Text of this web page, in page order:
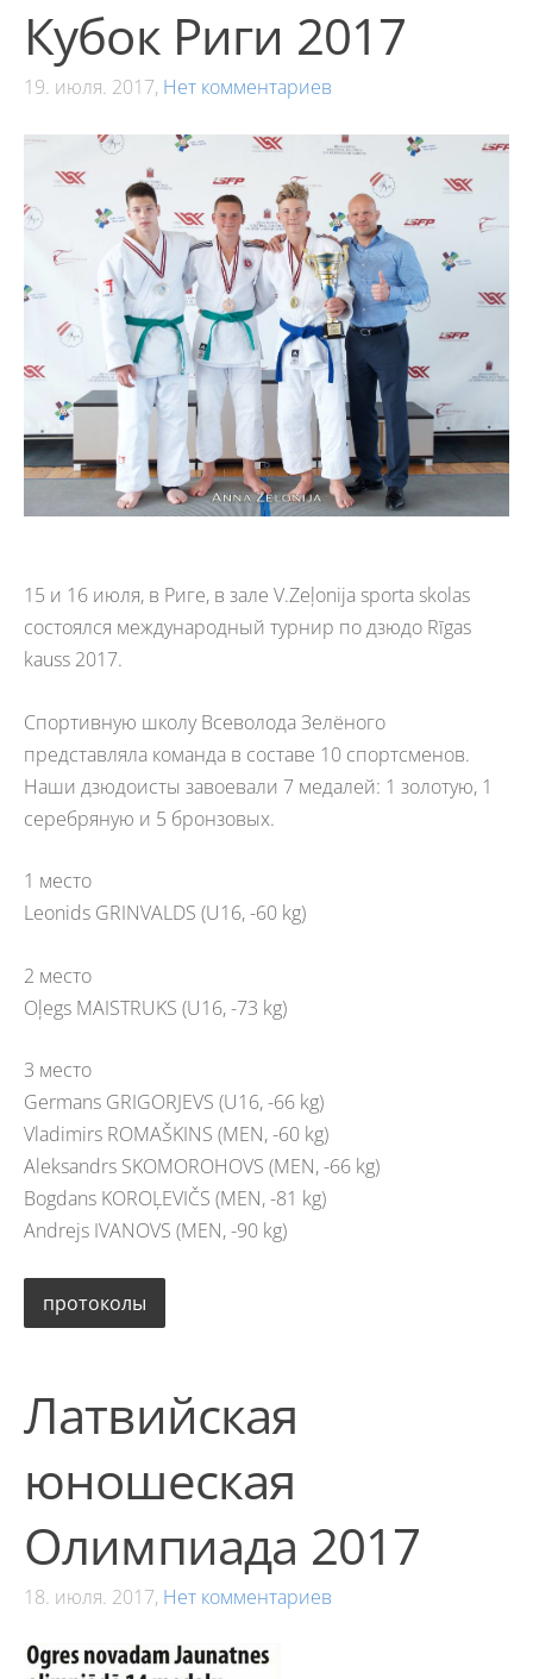
Кубок Риги 2017
19. июля. 2017, Нет комментариев
15 и 16 июля, в Риге, в зале V.Zeļonija sporta skolas
состоялся международный турнир по дзюдо Rīgas
kauss 2017.
Спортивную школу Всеволода Зелёного
представляла команда в составе 10 спортсменов.
Наши дзюдоисты завоевали 7 медалей: 1 золотую, 1
серебряную и 5 бронзовых.
1 место
Leonids GRINVALDS (U16, -60 kg)
2 место
Oļegs MAISTRUKS (U16, -73 kg)
3 место
Germans GRIGORJEVS (U16, -66 kg)
Vladimirs ROMAŠKINS (MEN, -60 kg)
Aleksandrs SKOMOROHOVS (MEN, -66 kg)
Bogdans KOROĻEVIČS (MEN, -81 kg)
Andrejs IVANOVS (MEN, -90 kg)
протоколы
Латвийская
юношеская
Олимпиада 2017
18. июля. 2017, Нет комментариев